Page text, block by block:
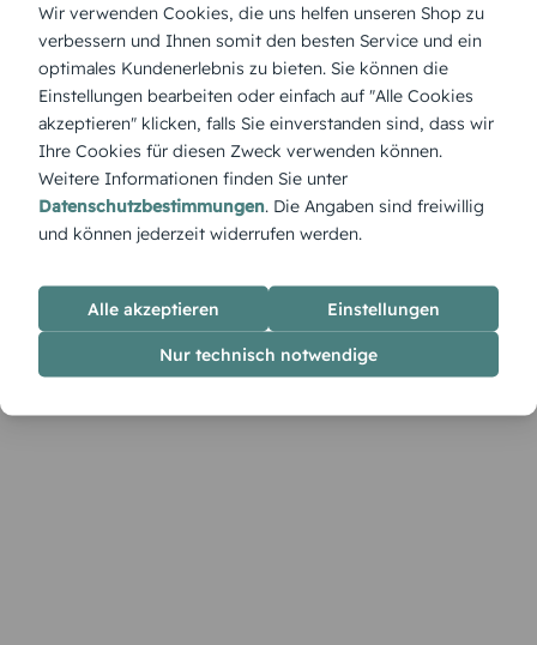
Produktbeschreibung
Die „Kutsche“ bringt märchenhafte Nostalgie ins Spiel. Diese
Antwortkarte eignet sich besonders für romantische Feste
mit Vintage-Flair oder für große Träume im kleinen Format.
Wir verwenden Cookies, die uns helfen unseren Shop zu
verbessern und Ihnen somit den besten Service und ein
optimales Kundenerlebnis zu bieten. Sie können die
Einstellungen bearbeiten oder einfach auf "Alle Cookies
akzeptieren" klicken, falls Sie einverstanden sind, dass wir
Ihre Cookies für diesen Zweck verwenden können.
Weitere Informationen finden Sie unter
Datenschutzbestimmungen. Die Angaben sind freiwillig
und können jederzeit widerrufen werden.
Alle akzeptieren Einstellungen
Nur technisch notwendige